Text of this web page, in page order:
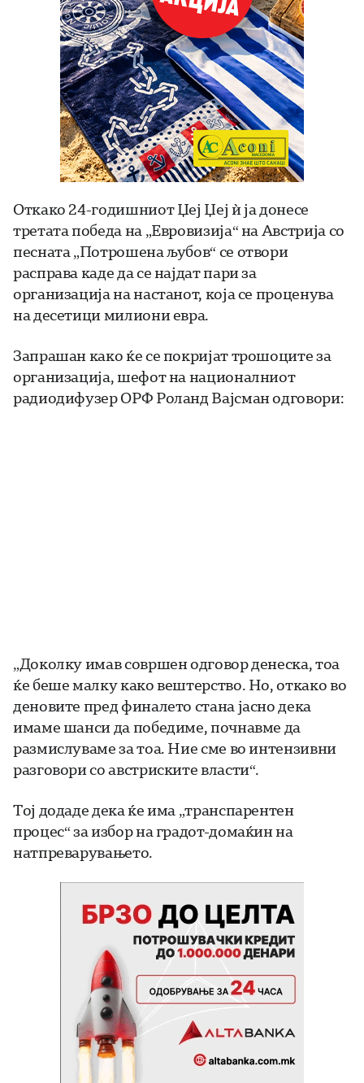
Откако 24-годишниот Џеј Џеј ѝ ја донесе
третата победа на „Евровизија“ на Австрија со
песната „Потрошена љубов“ се отвори
расправа каде да се најдат пари за
организација на настанот, која се проценува
на десетици милиони евра.
Запрашан како ќе се покријат трошоците за
организација, шефот на националниот
радиодифузер ОРФ Роланд Вајсман одговори:
„Доколку имав совршен одговор денеска, тоа
ќе беше малку како вештерство. Но, откако во
деновите пред финалето стана јасно дека
имаме шанси да победиме, почнавме да
размислуваме за тоа. Ние сме во интензивни
разговори со австриските власти“.
Тој додаде дека ќе има „транспарентен
процес“ за избор на градот-домаќин на
натпреварувањето.